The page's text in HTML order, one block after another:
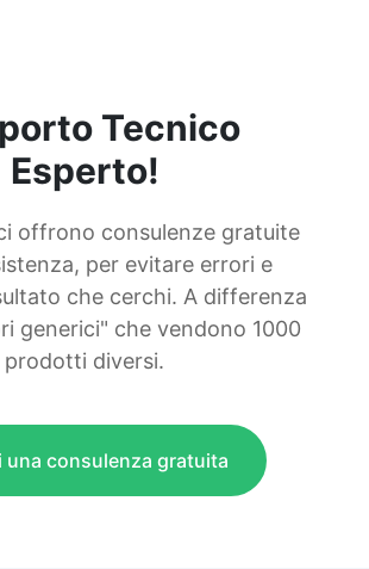
Tecnico
Esperto!
offrono consulenze gratuite
per evitare errori e
che cerchi. A differenza
generici" che vendono 1000
prodotti diversi.
una consulenza gratuita